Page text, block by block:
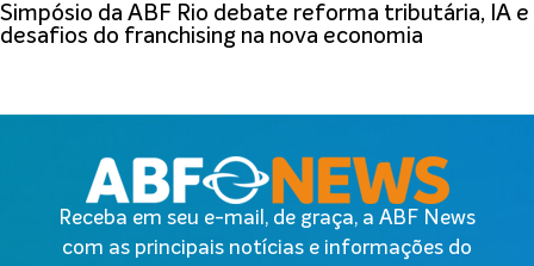
Simpósio da ABF Rio debate reforma tributária, IA e
desafios do franchising na nova economia
Receba em seu e-mail, de graça, a ABF News
com as principais notícias e informações do